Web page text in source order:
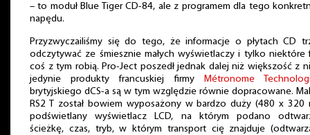
– to moduł Blue Tiger CD-84, ale z programem dla tego
napędu.
Przyzwyczailiśmy się do tego, że informacje o płytach CD
odczytywać ze śmiesznie małych wyświetlaczy i tylko niektóre
coś z tym robią. Pro-Ject poszedł jednak dalej niż większość z
jedynie produkty francuskiej firmy
Métronome
brytyjskiego dCS-a są w tym względzie równie dopracowane.
RS2 T został bowiem wyposażony w bardzo duży (480 x 320
podświetlany wyświetlacz LCD, na którym podano
ścieżkę, czas, tryb, w którym transport cię znajduje